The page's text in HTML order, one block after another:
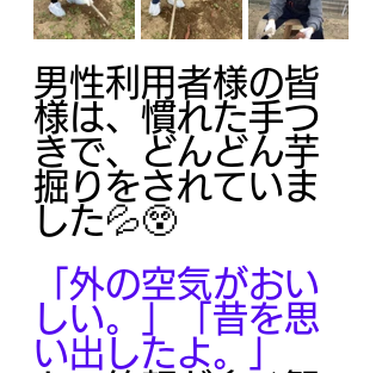
男性利用者様の皆
様は、慣れた手つ
きで、どんどん芋
掘りをされていま
した💦😲
「外の空気がおい
しい。」「昔を思
い出したよ。」